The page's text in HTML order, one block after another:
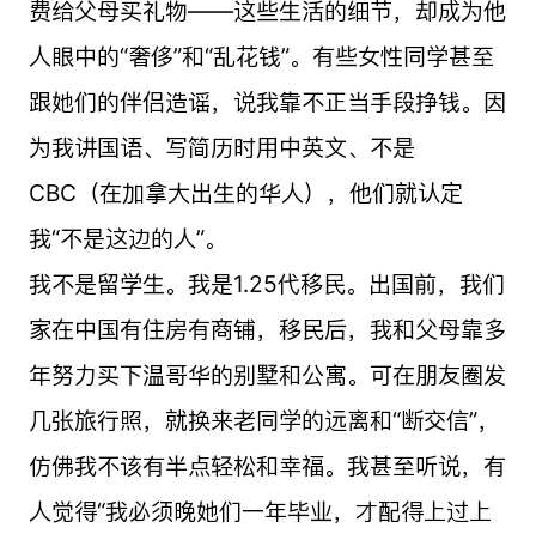
费给父母买礼物——这些生活的细节，却成为他
人眼中的“奢侈”和“乱花钱”。有些女性同学甚至
跟她们的伴侣造谣，说我靠不正当手段挣钱。因
为我讲国语、写简历时用中英文、不是
CBC（在加拿大出生的华人），他们就认定
我“不是这边的人”。
我不是留学生。我是1.25代移民。出国前，我们
家在中国有住房有商铺，移民后，我和父母靠多
年努力买下温哥华的别墅和公寓。可在朋友圈发
几张旅行照，就换来老同学的远离和“断交信”，
仿佛我不该有半点轻松和幸福。我甚至听说，有
人觉得“我必须晚她们一年毕业，才配得上过上